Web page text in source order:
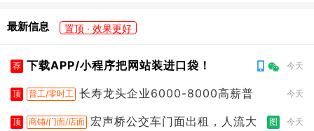
最新信息 置顶 · 效果更好
荐 下载APP/小程序把网站装进口袋！ 今天
顶 普工/零时工 长寿龙头企业6000-8000高薪普 今天
顶 商铺/门面/店面 宏声桥公交车门面出租，人流大 图 今天